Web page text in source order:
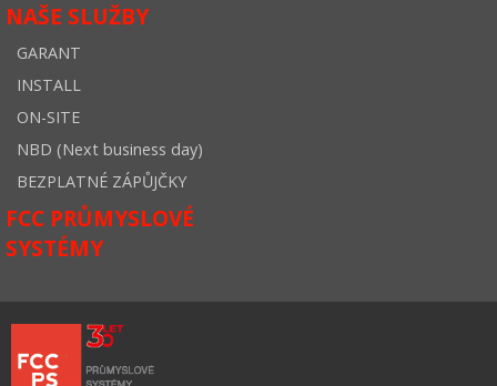
NAŠE SLUŽBY
GARANT
INSTALL
ON-SITE
NBD (Next business day)
BEZPLATNÉ ZÁPŮJČKY
FCC PRŮMYSLOVÉ
SYSTÉMY